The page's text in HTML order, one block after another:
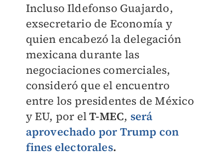
Incluso Ildefonso Guajardo,
exsecretario de Economía y
quien encabezó la delegación
mexicana durante las
negociaciones comerciales,
consideró que el encuentro
entre los presidentes de México
y EU, por elT-MEC, será
aprovechado por Trump con
fines electorales.